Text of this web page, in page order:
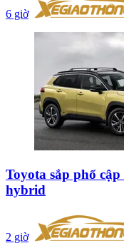
6 giờ
Toyota sắp phổ
hybrid
2 giờ